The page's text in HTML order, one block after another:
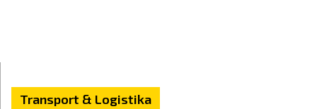
Transport & Logistika